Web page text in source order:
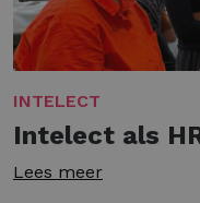
INTELECT
Intelect als
Lees meer